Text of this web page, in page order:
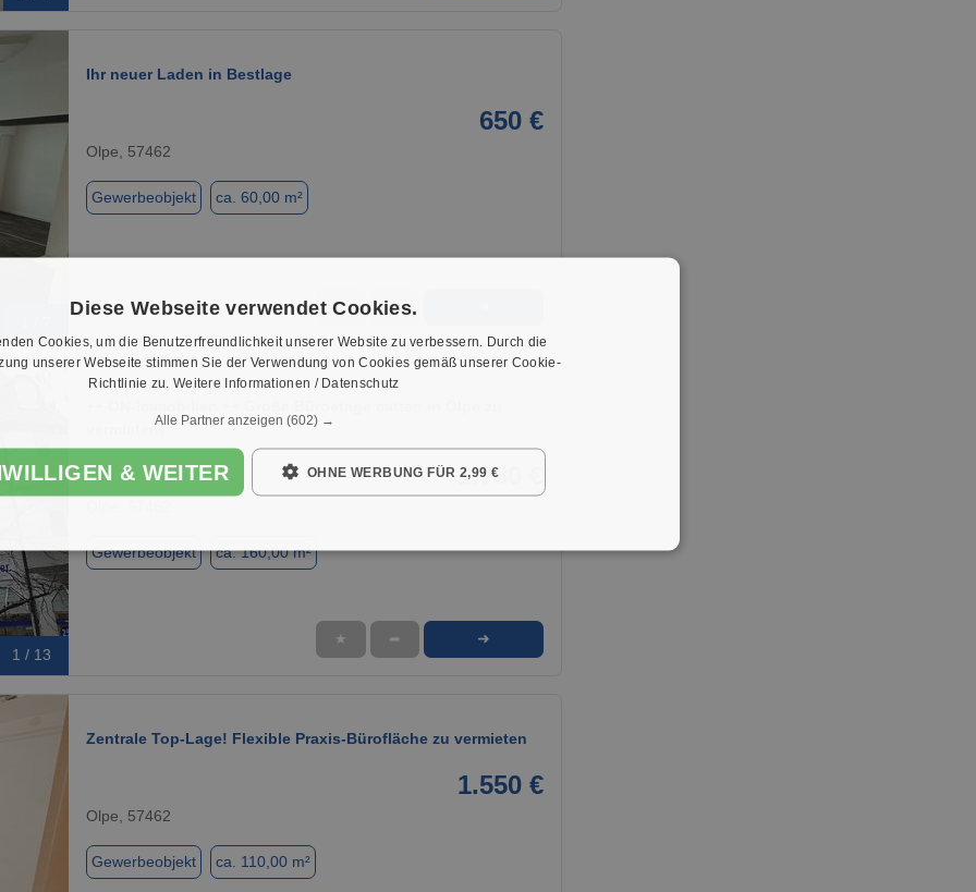
Ihr neuer Laden in Bestlage
650 €
Olpe, 57462
Gewerbeobjekt ca. 60,00 m²
★ ➦
1 / 13
vermieten!
1.780 €
Gewerbeobjekt ca. 160,00 m²
★ ➦ ➜
Zentrale Top-Lage! Flexible Praxis-Bürofläche zu vermieten
1.550 €
Olpe, 57462
Gewerbeobjekt ca. 110,00 m²
Diese Webseite verwendet Cookies.
Cookies, um die Benutzerfreundlichkeit unserer Website zu verbessern. Durch die
unserer Webseite stimmen Sie der Verwendung von Cookies gemäß unserer Cookie-
Richtlinie zu. Weitere Informationen / Datenschutz
Alle Partner anzeigen (602) →
& WEITER OHNE WERBUNG FÜR 2,99 €